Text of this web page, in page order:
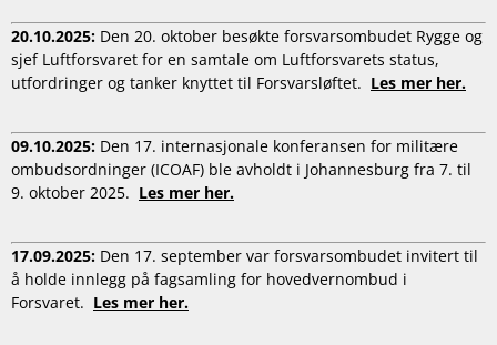
20.10.2025: Den 20. oktober besøkte forsvarsombudet Rygge og
sjef Luftforsvaret for en samtale om Luftforsvarets status,
utfordringer og tanker knyttet til Forsvarsløftet. Les mer her.
09.10.2025: Den 17. internasjonale konferansen for militære
ombudsordninger (ICOAF) ble avholdt i Johannesburg fra 7. til
9. oktober 2025. Les mer her.
17.09.2025: Den 17. september var forsvarsombudet invitert til
å holde innlegg på fagsamling for hovedvernombud i
Forsvaret. Les mer her.